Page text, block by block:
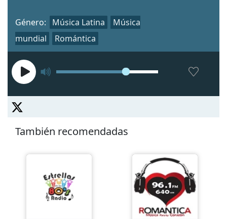
Género: Música Latina
Música
mundial
Romántica
También recomendadas